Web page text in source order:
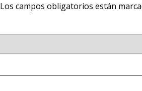
Los campos obligatorios están